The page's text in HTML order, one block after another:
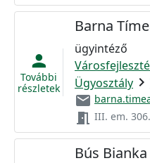
person
További
részletek
Barna
ügyintéző
Ügyosztály chevron_right
email
meeting_room III. em. 306.
Bús Bianka